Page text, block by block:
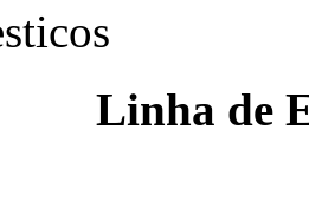
Linha de